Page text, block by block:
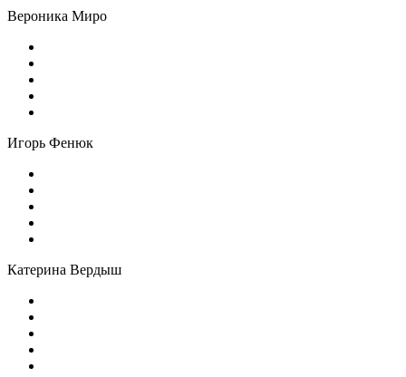
Вероника Миро
Игорь Фенюк
Катерина Вердыш